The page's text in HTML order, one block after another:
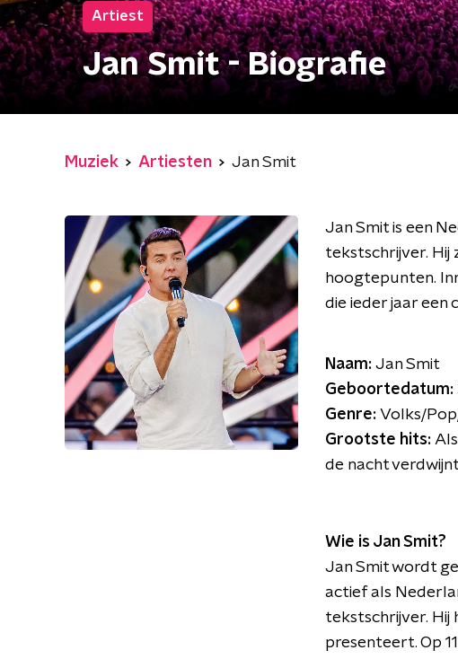
Artiest
Jan Smit - Biografie
Muziek Artiesten Jan Smit
Jan Smit is een
tekstschrijver. Hij
hoogtepunten.
die ieder jaar een
Naam: Jan Smit
Geboortedatum:
Genre: Volks/
Grootste hits:
de nacht verdwijnt
Wie is Jan Smit?
Jan Smit wordt
actief als
tekstschrijver. Hij
presenteert. Op